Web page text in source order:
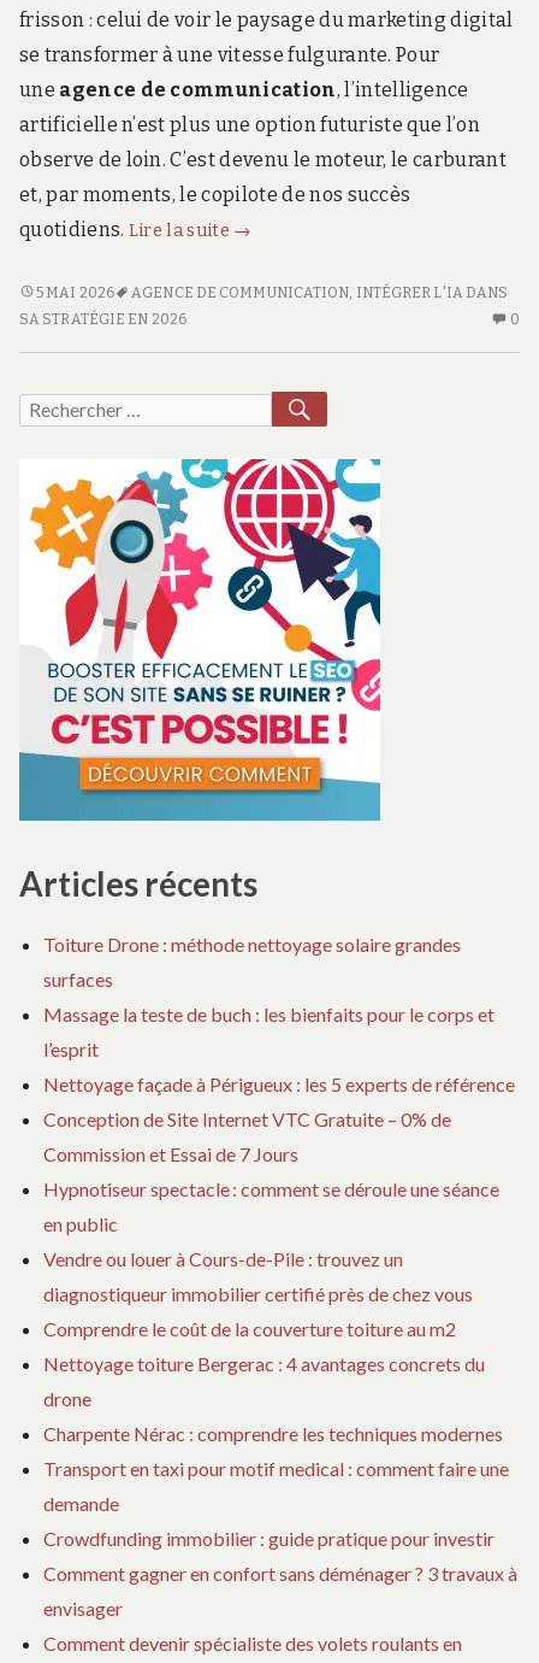
frisson : celui de voir le paysage du marketing digital
se transformer à une vitesse fulgurante. Pour
une agence de communication, l’intelligence
artificielle n’est plus une option futuriste que l’on
observe de loin. C’est devenu le moteur, le carburant
et, par moments, le copilote de nos succès
quotidiens. Lire la suite Pourquoi
agence
communication
intégrer
dans
sa
stratégie
en
2026
→
POURQUOI
VOTRE
COMMUNICATION
DOIT
DANS
STRATÉGIE
5 MAI 2026 AGENCE DE COMMUNICATION, INTÉGRER L'IA DANS
SA STRATÉGIE EN 2026
0
Recherche
Articles récents
Toiture Drone : méthode nettoyage solaire grandes
surfaces
Massage la teste de buch : les bienfaits pour le corps et
l’esprit
Nettoyage façade à Périgueux : les 5 experts de référence
Conception de Site Internet VTC Gratuite – 0% de
Commission et Essai de 7 Jours
Hypnotiseur spectacle : comment se déroule une séance
en public
Vendre ou louer à Cours-de-Pile : trouvez un
diagnostiqueur immobilier certifié près de chez vous
Comprendre le coût de la couverture toiture au m2
Nettoyage toiture Bergerac : 4 avantages concrets du
drone
Charpente Nérac : comprendre les techniques modernes
Transport en taxi pour motif medical : comment faire une
demande
Crowdfunding immobilier : guide pratique pour investir
Comment gagner en confort sans déménager ? 3 travaux à
envisager
Comment devenir spécialiste des volets roulants en